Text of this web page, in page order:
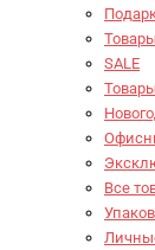
SALE
Все